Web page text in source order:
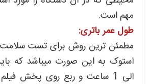
مهم است.
طول عمر باتری:
مطمئن ترین روش برای تست سلامت
الی 1 ساعت و ربع روی پخش